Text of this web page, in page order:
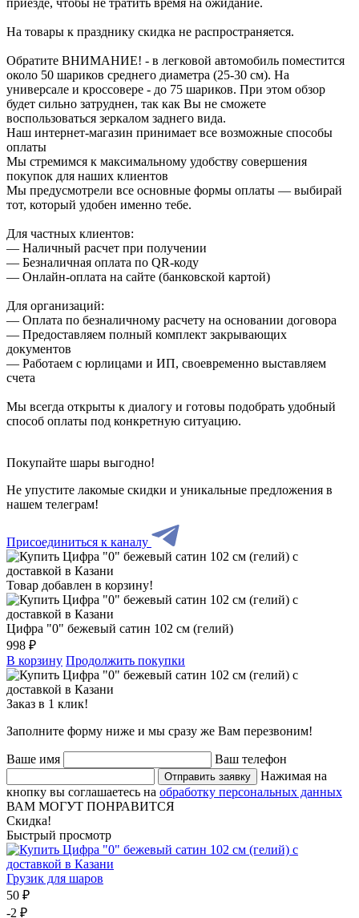
На товары к празднику скидка не распространяется.
Обратите ВНИМАНИЕ! - в легковой автомобиль поместится
около 50 шариков среднего диаметра (25-30 см). На
универсале и кроссовере - до 75 шариков. При этом обзор
будет сильно затруднен, так как Вы не сможете
воспользоваться зеркалом заднего вида.
Наш интернет-магазин принимает все возможные способы
оплаты
Мы стремимся к максимальному удобству совершения
покупок для наших клиентов
Мы предусмотрели все основные формы оплаты — выбирай
тот, который удобен именно тебе.
Для частных клиентов:
— Наличный расчет при получении
— Безналичная оплата по QR-коду
— Онлайн-оплата на сайте (банковской картой)
Для организаций:
— Оплата по безналичному расчету на основании договора
— Предоставляем полный комплект закрывающих
документов
— Работаем с юрлицами и ИП, своевременно выставляем
счета
Мы всегда открыты к диалогу и готовы подобрать удобный
способ оплаты под конкретную ситуацию.
Покупайте шары выгодно!
Не упустите лакомые скидки и уникальные предложения в
нашем телеграм!
Присоединиться к каналу
Товар добавлен в корзину!
Цифра "0" бежевый сатин 102 см (гелий)
998 ₽
В корзину Продолжить покупки
Заказ в 1 клик!
Заполните форму ниже и мы сразу же Вам перезвоним!
Ваше имя Ваш телефон
Отправить заявку
Нажимая на
кнопку вы соглашаетесь на обработку персональных данных
ВАМ МОГУТ ПОНРАВИТСЯ
Скидка!
Быстрый просмотр
Грузик для шаров
50 ₽
-2 ₽